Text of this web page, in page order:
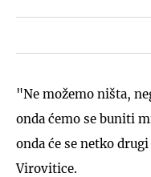
"Ne možemo ništa,
onda ćemo se buniti
onda će se netko
Virovitice.